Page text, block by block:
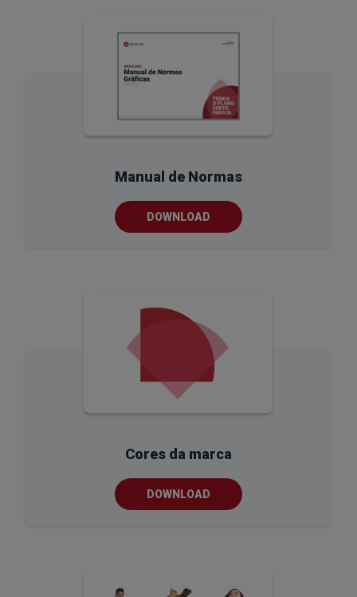
Manual de Normas
DOWNLOAD
Cores da marca
DOWNLOAD